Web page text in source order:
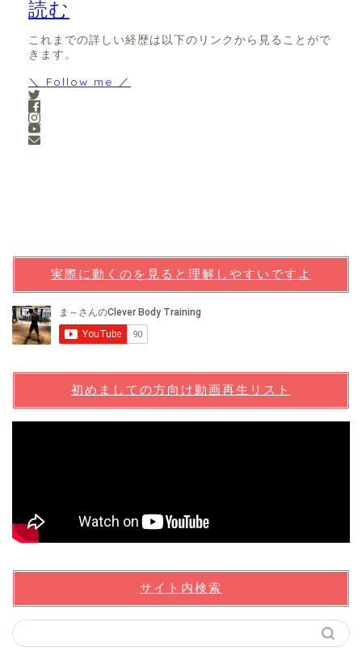
読む
これまでの詳しい経歴は以下のリンクから見ることがで
きます。
＼ Follow me ／
実際に動くのを見ると理解しやすいですよ
初めましての方向け動画再生リスト
サイト内検索